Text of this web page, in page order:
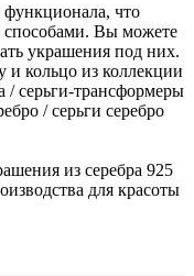
функционала, что
способами. Вы можете
украшения под них.
и кольцо из коллекции
/ серьги-трансформеры
/ серьги серебро
из серебра 925
для красоты